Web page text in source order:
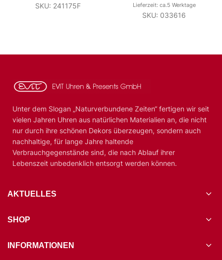
SKU: 241175F Lieferzeit: ca.5 Werktage
SKU: 033616
Unter dem Slogan „Naturverbundene Zeiten“ fertigen wir seit
vielen Jahren Uhren aus natürlichen Materialien an, die nicht
nur durch ihre schönen Dekors überzeugen, sondern auch
nachhaltige, für lange Jahre haltende
Verbrauchgegenstände sind, die nach Ablauf ihrer
Lebenszeit unbedenklich entsorgt werden können.
AKTUELLES
SHOP
INFORMATIONEN